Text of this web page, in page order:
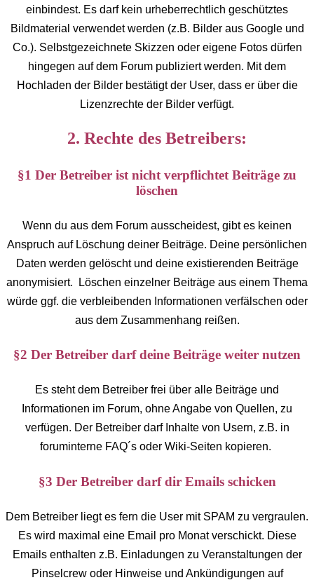
einbindest. Es darf kein urheberrechtlich geschütztes
Bildmaterial verwendet werden (z.B. Bilder aus Google und
Co.). Selbstgezeichnete Skizzen oder eigene Fotos dürfen
hingegen auf dem Forum publiziert werden. Mit dem
Hochladen der Bilder bestätigt der User, dass er über die
Lizenzrechte der Bilder verfügt.
2. Rechte des Betreibers:
§1 Der Betreiber ist nicht verpflichtet Beiträge zu
löschen
Wenn du aus dem Forum ausscheidest, gibt es keinen
Anspruch auf Löschung deiner Beiträge. Deine persönlichen
Daten werden gelöscht und deine existierenden Beiträge
anonymisiert. Löschen einzelner Beiträge aus einem Thema
würde ggf. die verbleibenden Informationen verfälschen oder
aus dem Zusammenhang reißen.
§2 Der Betreiber darf deine Beiträge weiter nutzen
Es steht dem Betreiber frei über alle Beiträge und
Informationen im Forum, ohne Angabe von Quellen, zu
verfügen. Der Betreiber darf Inhalte von Usern, z.B. in
foruminterne FAQ´s oder Wiki-Seiten kopieren.
§3 Der Betreiber darf dir Emails schicken
Dem Betreiber liegt es fern die User mit SPAM zu vergraulen.
Es wird maximal eine Email pro Monat verschickt. Diese
Emails enthalten z.B. Einladungen zu Veranstaltungen der
Pinselcrew oder Hinweise und Ankündigungen auf